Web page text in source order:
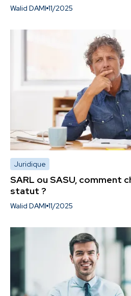
Walid DAMI 11/2025
Juridique
SARL ou SASU, comment
statut ?
Walid DAMI 11/2025